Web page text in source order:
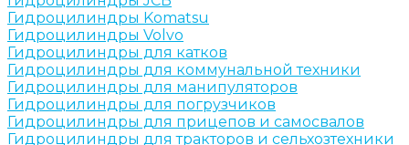
Гидроцилиндры Komatsu
Гидроцилиндры Volvo
Гидроцилиндры для катков
Гидроцилиндры для коммунальной техники
Гидроцилиндры для манипуляторов
Гидроцилиндры для погрузчиков
Гидроцилиндры для прицепов и самосвалов
Гидроцилиндры для тракторов и сельхозтехники